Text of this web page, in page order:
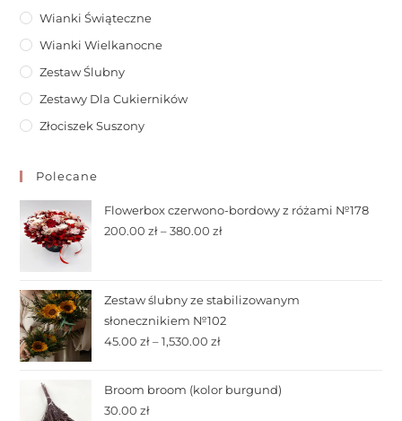
Wianki Świąteczne
Wianki Wielkanocne
Zestaw Ślubny
Zestawy Dla Cukierników
Złociszek Suszony
Polecane
Flowerbox czerwono-bordowy z różami №178
200.00zł – 380.00zł
Zestaw ślubny ze stabilizowanym
słonecznikiem №102
45.00zł – 1,530.00zł
Broom broom (kolor burgund)
30.00zł